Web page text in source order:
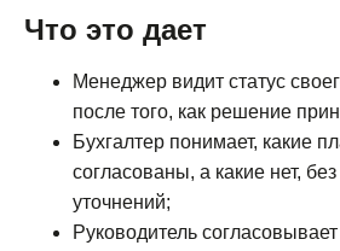
Что это дает
Менеджер видит статус
после того, как решение
Бухгалтер понимает, какие
согласованы, а какие нет,
уточнений;
Руководитель